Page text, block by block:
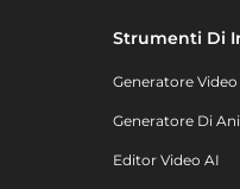
Strumenti Di
Generatore Video
Generatore Di
Editor Video AI